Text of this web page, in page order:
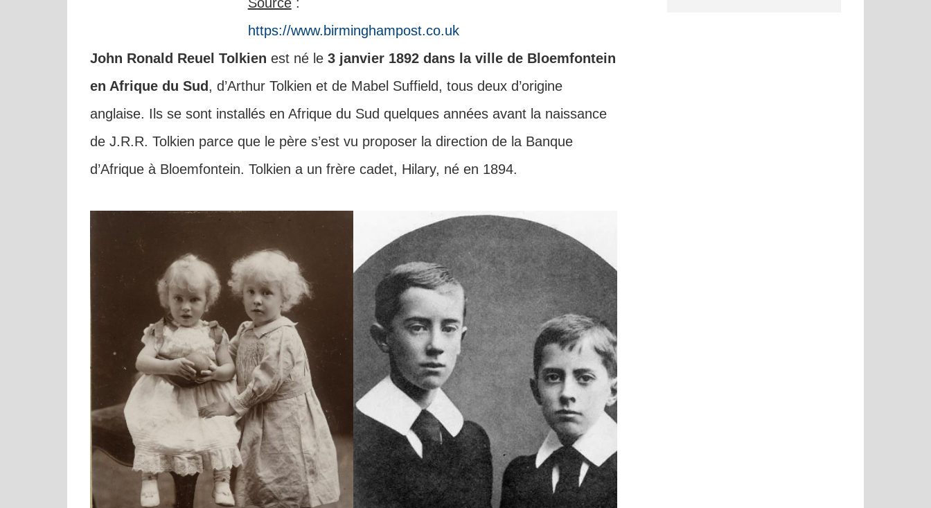
https://www.birminghampost.co.uk
John Ronald Reuel Tolkien est né le 3 janvier 1892 dans la ville de Bloemfontein
en Afrique du Sud , d’Arthur Tolkien et de Mabel Suffield, tous deux d’origine
anglaise. Ils se sont installés en Afrique du Sud quelques années avant la naissance
de J.R.R. Tolkien parce que le père s’est vu proposer la direction de la Banque
d’Afrique à Bloemfontein. Tolkien a un frère cadet, Hilary, né en 1894.